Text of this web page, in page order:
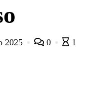
2025 0
1